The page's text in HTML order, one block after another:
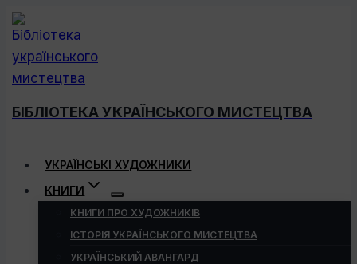
Перейти
до
вмісту
БІБЛІОТЕКА УКРАЇНСЬКОГО МИСТЕЦТВА
УКРАЇНСЬКІ ХУДОЖНИКИ
КНИГИ
КНИГИ ПРО ХУДОЖНИКІВ
ІСТОРІЯ УКРАЇНСЬКОГО МИСТЕЦТВА
УКРАЇНСЬКИЙ АВАНГАРД